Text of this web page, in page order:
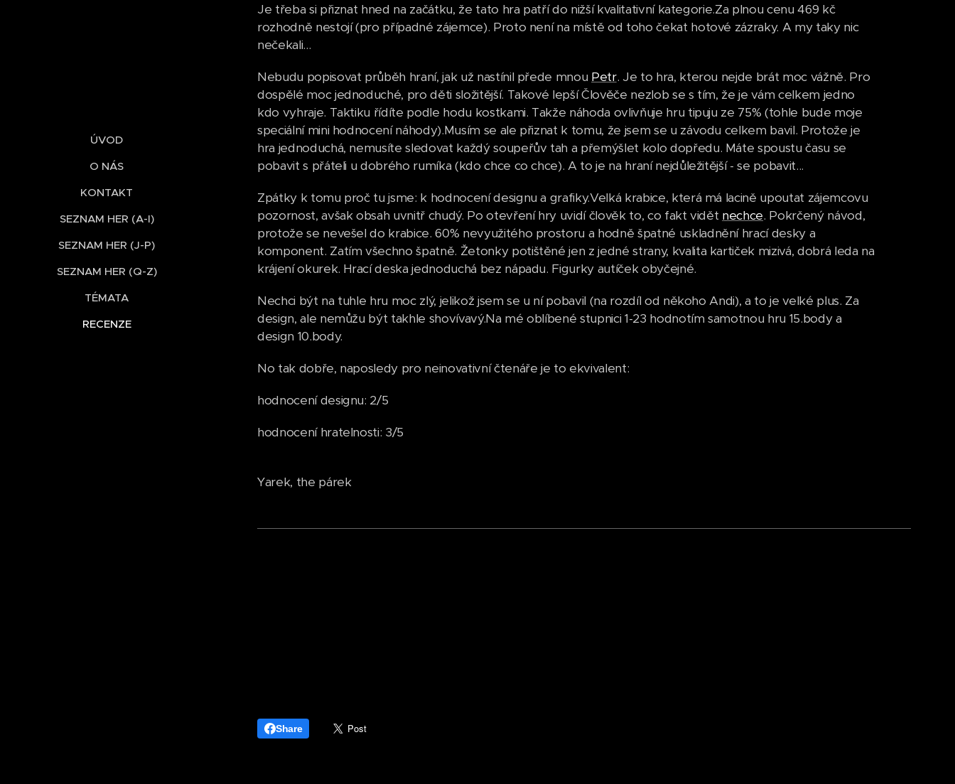
ÚVOD
O NÁS
KONTAKT
SEZNAM HER (A-I)
SEZNAM HER (J-P)
SEZNAM HER (Q-Z)
TÉMATA
RECENZE
Je třeba si přiznat hned na začátku, že tato hra patří do nižší kvalitativní kategorie.Za plnou cenu 469 kč
rozhodně nestojí (pro případné zájemce). Proto není na místě od toho čekat hotové zázraky. A my taky nic
nečekali...
Nebudu popisovat průběh hraní, jak už nastínil přede mnou Petr. Je to hra, kterou nejde brát moc vážně. Pro
dospělé moc jednoduché, pro děti složitější. Takové lepší Člověče nezlob se s tím, že je vám celkem jedno
kdo vyhraje. Taktiku řídíte podle hodu kostkami. Takže náhoda ovlivňuje hru tipuju ze 75% (tohle bude moje
speciální mini hodnocení náhody).Musím se ale přiznat k tomu, že jsem se u závodu celkem bavil. Protože je
hra jednoduchá, nemusíte sledovat každý soupeřův tah a přemýšlet kolo dopředu. Máte spoustu času se
pobavit s přáteli u dobrého rumíka (kdo chce co chce). A to je na hraní nejdůležitější - se pobavit...
Zpátky k tomu proč tu jsme: k hodnocení designu a grafiky.Velká krabice, která má lacině upoutat zájemcovu
pozornost, avšak obsah uvnitř chudý. Po otevření hry uvidí člověk to, co fakt vidět nechce. Pokrčený návod,
protože se nevešel do krabice. 60% nevyužitého prostoru a hodně špatné uskladnění hrací desky a
komponent. Zatím všechno špatně. Žetonky potištěné jen z jedné strany, kvalita kartiček mizivá, dobrá leda na
krájení okurek. Hrací deska jednoduchá bez nápadu. Figurky autíček obyčejné.
Nechci být na tuhle hru moc zlý, jelikož jsem se u ní pobavil (na rozdíl od někoho Andi), a to je velké plus. Za
design, ale nemůžu být takhle shovívavý.Na mé oblíbené stupnici 1-23 hodnotím samotnou hru 15.body a
design 10.body.
No tak dobře, naposledy pro neinovativní čtenáře je to ekvivalent:
hodnocení designu: 2/5
hodnocení hratelnosti: 3/5
Yarek, the párek
Share